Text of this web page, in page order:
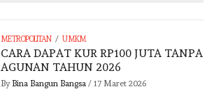
METROPOLITAN / UMKM
CARA DAPAT KUR RP100 JUTA TANPA
AGUNAN TAHUN 2026
By Bina Bangun Bangsa / 17 Maret 2026